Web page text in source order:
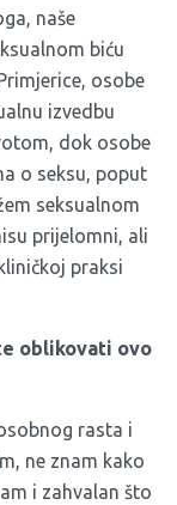
naše
biću
osobe
izvedbu
dok osobe
o seksu, poput
seksualnom
prijelomni, ali
praksi
oblikovati ovo
rasta i
ne znam kako
i zahvalan što